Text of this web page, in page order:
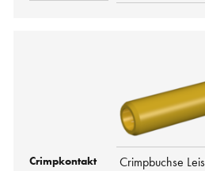
Crimpbuchse